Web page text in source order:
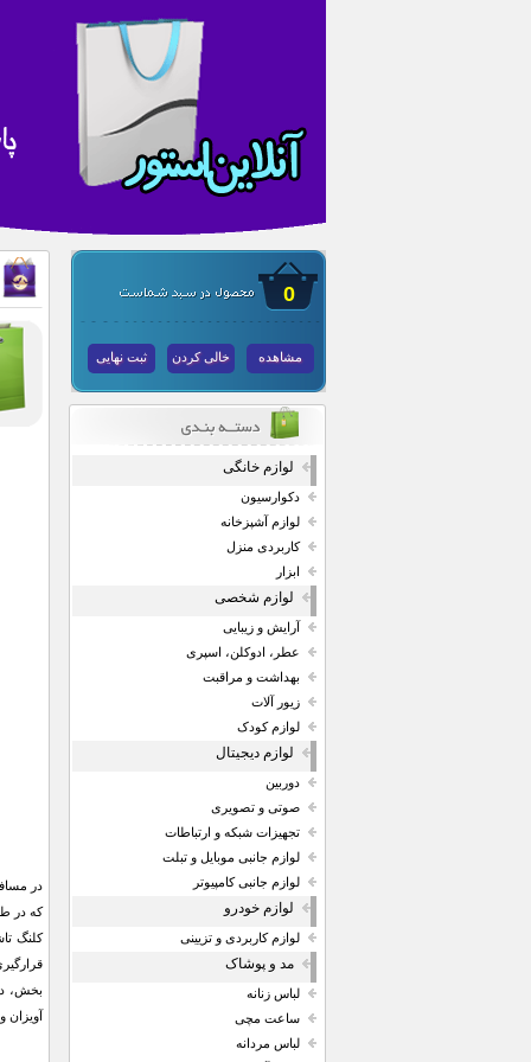
0
مشاهده خالی کردن ثبت نهایی
لوازم خانگی
دکوارسیون
لوازم آشپزخانه
کاربردی منزل
ابزار
لوازم شخصی
آرایش و زیبایی
عطر، ادوکلن، اسپری
بهداشت و مراقبت
زیور آلات
لوازم کودک
لوازم دیجیتال
دوربین
صوتی و تصویری
تجهیزات شبکه و ارتباطات
لوازم جانبی موبایل و تبلت
لوازم جانبی کامپیوتر
لوازم خودرو
لوازم کاربردی و تزیینی
مد و پوشاک
لباس زنانه
ساعت مچی
لباس مردانه
در
که در
بخش،
آویزان